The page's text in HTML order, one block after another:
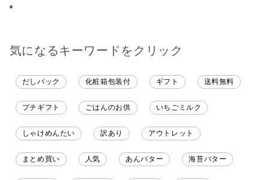
気になるキーワードをクリック
だしパック 化粧箱包装付 ギフト 送料無料
プチギフト ごはんのお供 いちごミルク
しゃけめんたい 訳あり アウトレット
まとめ買い 人気 あんバター 海苔バター